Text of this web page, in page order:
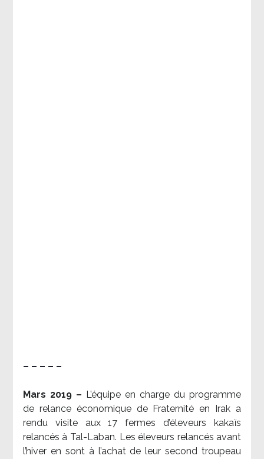
– – – – –
Mars 2019 – L’équipe en charge du programme
de relance économique de Fraternité en Irak a
rendu visite aux 17 fermes d’éleveurs kakaïs
relancés à Tal-Laban. Les éleveurs relancés avant
l’hiver en sont à l’achat de leur second troupeau